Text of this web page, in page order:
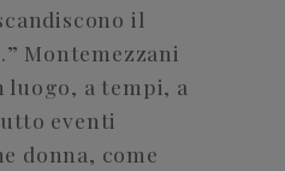
il
Montemezzani
luogo, a tempi, a
eventi
donna, come